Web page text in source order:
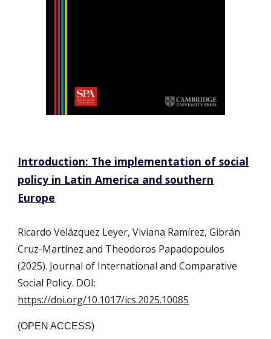
Introduction: The implementation of social
policy in Latin America and southern
Europe
Ricardo Velázquez Leyer, Viviana Ramírez, Gibrán
Cruz-Martínez and Theodoros Papadopoulos
(2025). Journal of International and Comparative
Social Policy. DOI:
https://doi.org/10.1017/ics.2025.10085
(OPEN ACCESS)